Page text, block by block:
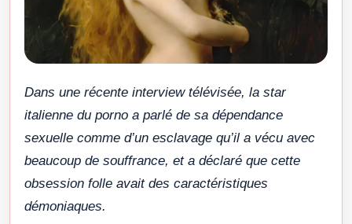
Dans une récente interview télévisée, la star
italienne du porno a parlé de sa dépendance
sexuelle comme d’un esclavage qu’il a vécu avec
beaucoup de souffrance, et a déclaré que cette
obsession folle avait des caractéristiques
démoniaques.